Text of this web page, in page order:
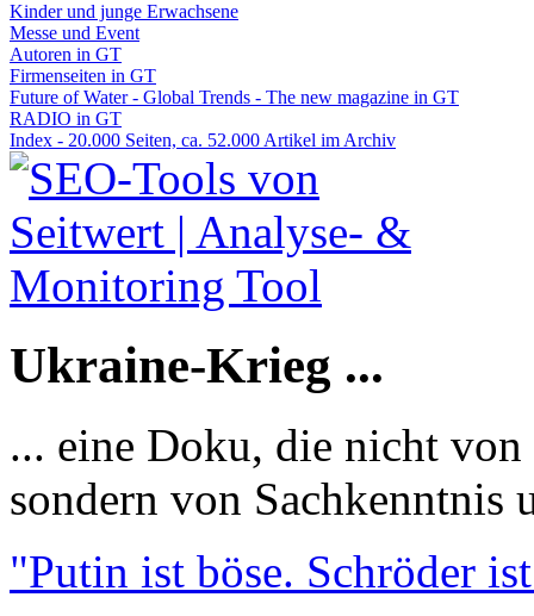
Kinder und junge Erwachsene
Messe und Event
Autoren in GT
Firmenseiten in GT
Future of Water - Global Trends - The new magazine in GT
RADIO in GT
Index - 20.000 Seiten, ca. 52.000 Artikel im Archiv
Ukraine-Krieg ...
... eine Doku, die nicht
sondern von Sachkenntnis
"Putin ist böse. Schröder